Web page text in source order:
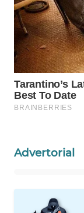
Advertorial
SELEB
WAHANA
PERSONA
WAHANA
OTOMOTIF
WISATA